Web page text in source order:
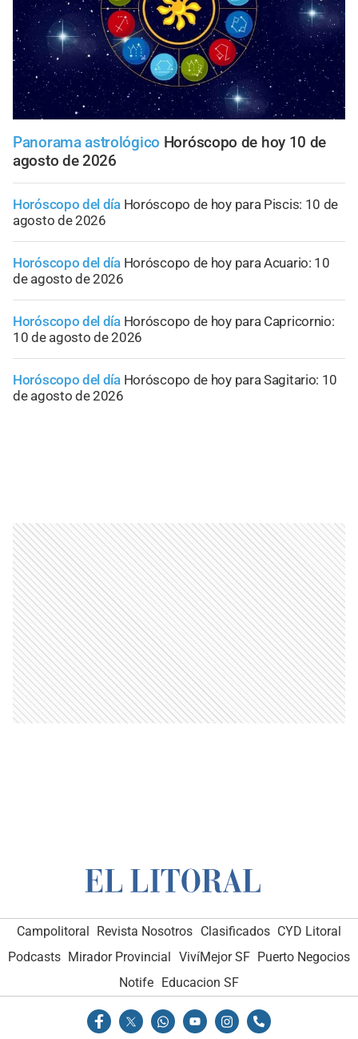
Panorama astrológico Horóscopo de hoy 10 de
agosto de 2026
Horóscopo del día Horóscopo de hoy para Piscis: 10 de
agosto de 2026
Horóscopo del día Horóscopo de hoy para Acuario: 10
de agosto de 2026
Horóscopo del día Horóscopo de hoy para Capricornio:
10 de agosto de 2026
Horóscopo del día Horóscopo de hoy para Sagitario: 10
de agosto de 2026
Campolitoral Revista Nosotros Clasificados CYD Litoral
Podcasts Mirador Provincial VivíMejor SF Puerto Negocios
Notife Educacion SF